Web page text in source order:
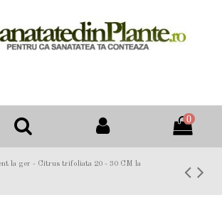
0
la ger - Citrus trifoliata 20 - 30 CM la